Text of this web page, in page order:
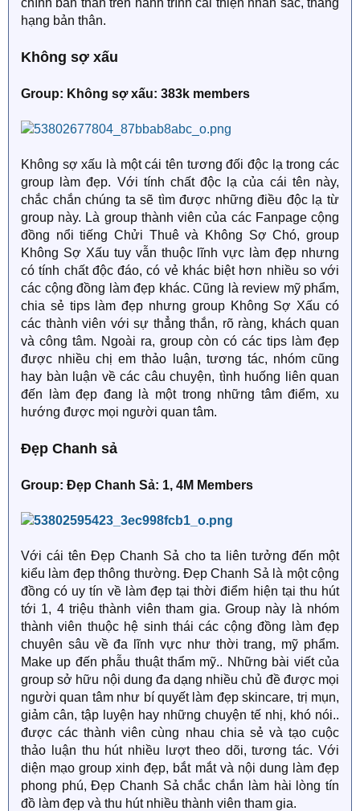
chính bản thân trên hành trình cải thiện nhan sắc, thăng
hạng bản thân.
Không sợ xấu
Group: Không sợ xấu: 383k members
Không sợ xấu là một cái tên tương đối độc lạ trong các
group làm đẹp. Với tính chất độc lạ của cái tên này,
chắc chắn chúng ta sẽ tìm được những điều độc lạ từ
group này. Là group thành viên của các Fanpage cộng
đồng nổi tiếng Chửi Thuê và Không Sợ Chó, group
Không Sợ Xấu tuy vẫn thuộc lĩnh vực làm đẹp nhưng
có tính chất độc đáo, có vẻ khác biệt hơn nhiều so với
các cộng đồng làm đẹp khác. Cũng là review mỹ phẩm,
chia sẻ tips làm đẹp nhưng group Không Sợ Xấu có
các thành viên với sự thẳng thắn, rõ ràng, khách quan
và công tâm. Ngoài ra, group còn có các tips làm đẹp
được nhiều chị em thảo luận, tương tác, nhóm cũng
hay bàn luận về các câu chuyện, tình huống liên quan
đến làm đẹp đang là một trong những tâm điểm, xu
hướng được mọi người quan tâm.
Đẹp Chanh sả
Group: Đẹp Chanh Sả: 1, 4M Members
Với cái tên Đẹp Chanh Sả cho ta liên tưởng đến một
kiểu làm đẹp thông thường. Đẹp Chanh Sả là một cộng
đồng có uy tín về làm đẹp tại thời điểm hiện tại thu hút
tới 1, 4 triệu thành viên tham gia. Group này là nhóm
thành viên thuộc hệ sinh thái các cộng đồng làm đẹp
chuyên sâu về đa lĩnh vực như thời trang, mỹ phẩm.
Make up đến phẫu thuật thẩm mỹ.. Những bài viết của
group sở hữu nội dung đa dạng nhiều chủ đề được mọi
người quan tâm như bí quyết làm đẹp skincare, trị mụn,
giảm cân, tập luyện hay những chuyện tế nhị, khó nói..
được các thành viên cùng nhau chia sẻ và tạo cuộc
thảo luận thu hút nhiều lượt theo dõi, tương tác. Với
diện mạo group xinh đẹp, bắt mắt và nội dung làm đẹp
phong phú, Đẹp Chanh Sả chắc chắn làm hài lòng tín
đồ làm đẹp và thu hút nhiều thành viên tham gia.